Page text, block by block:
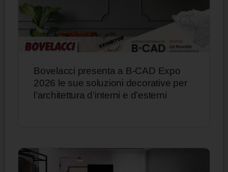
Bovelacci presenta a B-CAD Expo
2026 le sue soluzioni decorative per
l’architettura d’interni e d’esterni